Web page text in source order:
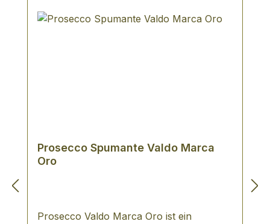
Prosecco Spumante Valdo Marca
Oro
Prosecco Valdo Marca Oro ist ein